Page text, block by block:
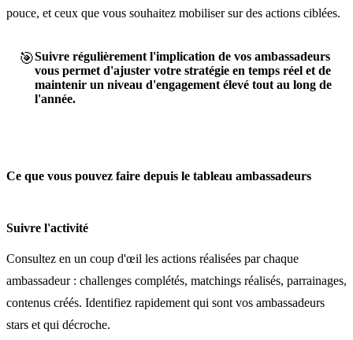
pouce, et ceux que vous souhaitez mobiliser sur des actions ciblées.
🎯Suivre régulièrement l'implication de vos ambassadeurs
vous permet d'ajuster votre stratégie en temps réel et de
maintenir un niveau d'engagement élevé tout au long de
l'année.
Ce que vous pouvez faire depuis le tableau ambassadeurs
Suivre l'activité
Consultez en un coup d'œil les actions réalisées par chaque
ambassadeur : challenges complétés, matchings réalisés, parrainages,
contenus créés. Identifiez rapidement qui sont vos ambassadeurs
stars et qui décroche.